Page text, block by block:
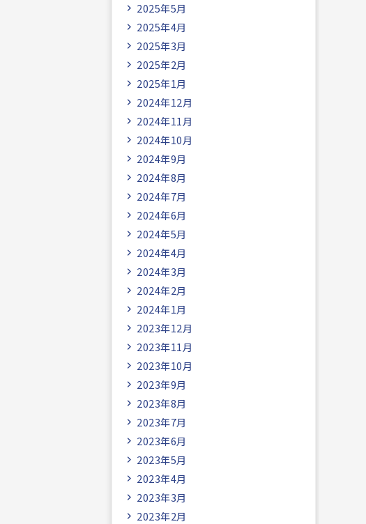
2025年5月
2025年4月
2025年3月
2025年2月
2025年1月
2024年12月
2024年11月
2024年10月
2024年9月
2024年8月
2024年7月
2024年6月
2024年5月
2024年4月
2024年3月
2024年2月
2024年1月
2023年12月
2023年11月
2023年10月
2023年9月
2023年8月
2023年7月
2023年6月
2023年5月
2023年4月
2023年3月
2023年2月